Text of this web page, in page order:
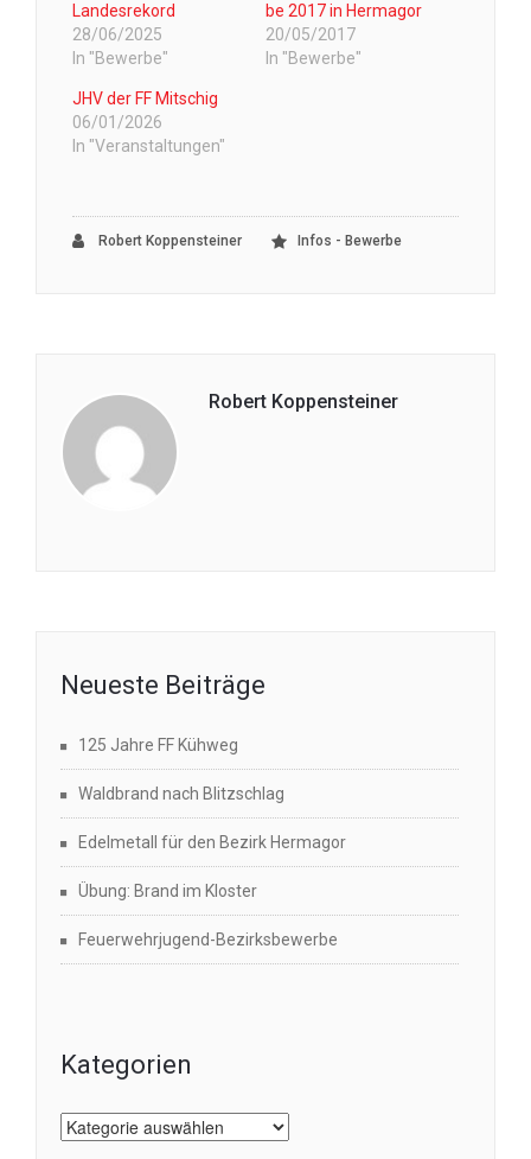
Landesrekord
28/06/2025
In "Bewerbe"
be 2017 in Hermagor
20/05/2017
In "Bewerbe"
JHV der FF Mitschig
06/01/2026
In "Veranstaltungen"
Robert Koppensteiner Infos - Bewerbe
Robert Koppensteiner
Neueste Beiträge
125 Jahre FF Kühweg
Waldbrand nach Blitzschlag
Edelmetall für den Bezirk Hermagor
Übung: Brand im Kloster
Feuerwehrjugend-Bezirksbewerbe
Kategorien
Kategorien